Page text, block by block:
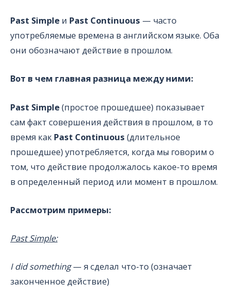
Past Simple и Past Continuous — часто
употребляемые времена в английском языке. Оба
они обозначают действие в прошлом.
Вот в чем главная разница между ними:
Past Simple(простое прошедшее) показывает
сам факт совершения действия в прошлом, в то
время как Past Continuous (длительное
прошедшее) употребляется, когда мы говорим о
том, что действие продолжалось какое-то время
в определенный период или момент в прошлом.
Рассмотрим примеры:
Past Simple:
I did something— я сделал что-то (означает
законченное действие)